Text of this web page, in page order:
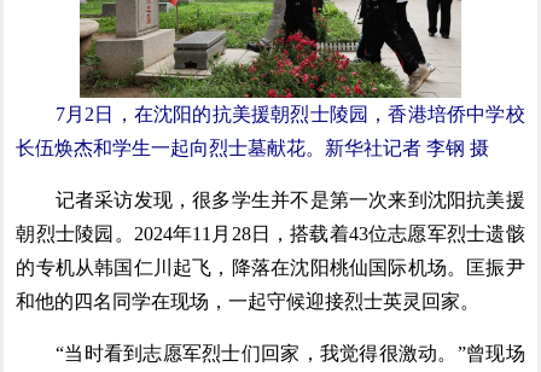
7月2日，在沈阳的抗美援朝烈士陵园，香港培侨中学校
长伍焕杰和学生一起向烈士墓献花。新华社记者 李钢 摄
记者采访发现，很多学生并不是第一次来到沈阳抗美援
朝烈士陵园。2024年11月28日，搭载着43位志愿军烈士遗骸
的专机从韩国仁川起飞，降落在沈阳桃仙国际机场。匡振尹
和他的四名同学在现场，一起守候迎接烈士英灵回家。
“当时看到志愿军烈士们回家，我觉得很激动。”曾现场